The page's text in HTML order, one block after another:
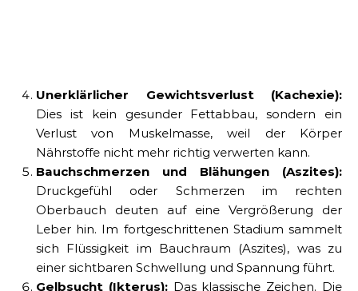
Unerklärlicher Gewichtsverlust (Kachexie):
Dies ist kein gesunder Fettabbau, sondern ein
Verlust von Muskelmasse, weil der Körper
Nährstoffe nicht mehr richtig verwerten kann.
Bauchschmerzen und Blähungen (Aszites):
Druckgefühl oder Schmerzen im rechten
Oberbauch deuten auf eine Vergrößerung der
Leber hin. Im fortgeschrittenen Stadium sammelt
sich Flüssigkeit im Bauchraum (Aszites), was zu
einer sichtbaren Schwellung und Spannung führt.
Gelbsucht (Ikterus):Das klassische Zeichen. Die